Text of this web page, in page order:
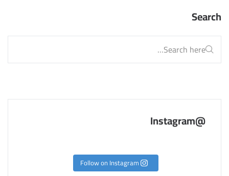
Search
@Instagram
Follow on Instagram